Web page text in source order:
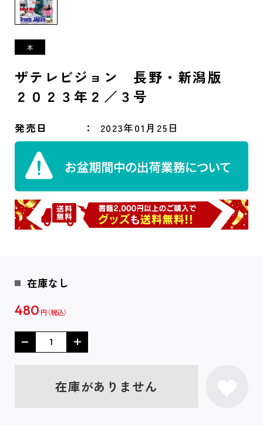
ザテレビジョン 長野・新潟版
２０２３年２／３号
発売日 2023年01月25日
在庫なし
480 円
在庫がありません